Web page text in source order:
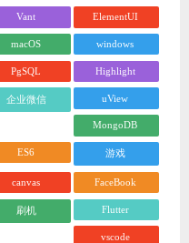
Vant ElementUI
macOS windows
PgSQL Highlight
企业微信 uView
MongoDB
ES6 游戏
canvas FaceBook
刷机 Flutter
vscode